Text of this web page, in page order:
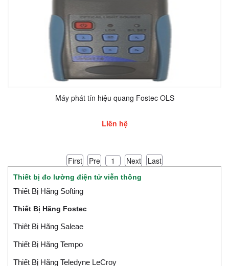
Máy phát tín hiệu quang Fostec OLS
Liên hệ
First Pre 1 Next Last
Thiết bị đo lường điện tử viễn thông
Thiết Bị Hãng Softing
Thiết Bị Hãng Fostec
Thiêt Bị Hãng Saleae
Thiết Bị Hãng Tempo
Thiết Bị Hãng Teledyne LeCroy